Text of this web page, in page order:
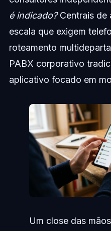
é indicado?Centrais de
escala que exigem
roteamento
PABX corporativo
aplicativo focado em
Um close das